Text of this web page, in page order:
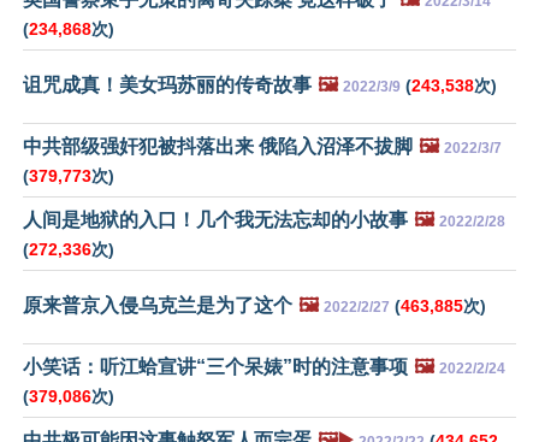
(234,868次)
诅咒成真！美女玛苏丽的传奇故事 🖼️ 2022/3/9 (243,538次)
中共部级强奸犯被抖落出来 俄陷入沼泽不拔脚 🖼️ 2022/3/7
(379,773次)
人间是地狱的入口！几个我无法忘却的小故事 🖼️ 2022/2/28
(272,336次)
原来普京入侵乌克兰是为了这个 🖼️ 2022/2/27 (463,885次)
小笑话：听江蛤宣讲“三个呆婊”时的注意事项 🖼️ 2022/2/24
(379,086次)